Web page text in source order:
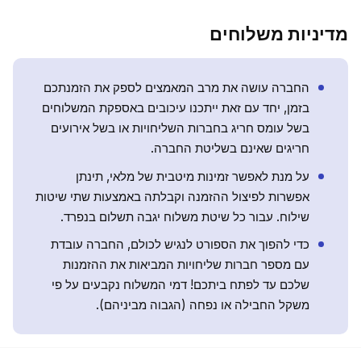
מדיניות משלוחים
החברה עושה את מרב המאמצים לספק את הזמנתכם
בזמן, יחד עם זאת ייתכנו עיכובים באספקת המשלוחים
בשל עומס חריג בחברות השליחויות או בשל אירועים
חריגים שאינם בשליטת החברה.
על מנת לאפשר זמינות מיטבית של מלאי, תינתן
אפשרות לפיצול ההזמנה וקבלתה באמצעות שתי שיטות
שילוח. עבור כל שיטת משלוח יגבה תשלום בנפרד.
כדי להפוך את הספורט לנגיש לכולם, החברה עובדת
עם מספר חברות שליחויות המביאות את ההזמנות
שלכם עד לפתח ביתכם! דמי המשלוח נקבעים על פי
משקל החבילה או נפחה (הגבוה מביניהם).